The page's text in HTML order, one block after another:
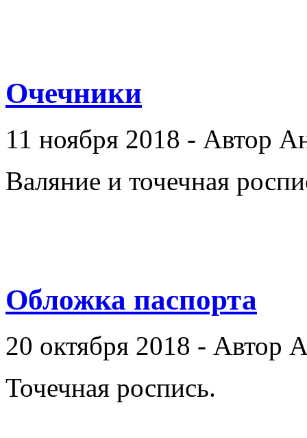
Очечники
11 ноября 2018 - Автор
Валяние и точечная
Обложка паспорта
20 октября 2018 - Автор
Точечная роспись.